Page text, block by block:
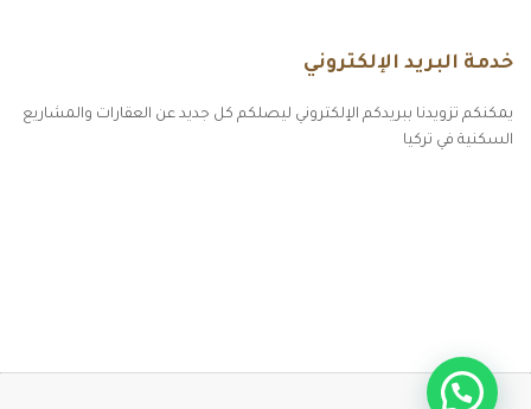
خدمة البريد الإلكتروني
يمكنكم تزويدنا ببريدكم الإلكتروني ليصلكم كل جديد عن العقارات والمشاريع
السكنية في تركيا